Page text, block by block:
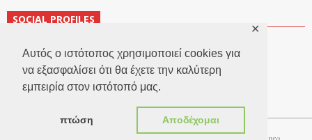
Αυτός ο ιστότοπος χρησιμοποιεί cookies για
να εξασφαλίσει ότι θα έχετε την καλύτερη
εμπειρία στον ιστότοπό μας.
πτώση Αποδέχομαι
✕
SOCIAL PROFILES